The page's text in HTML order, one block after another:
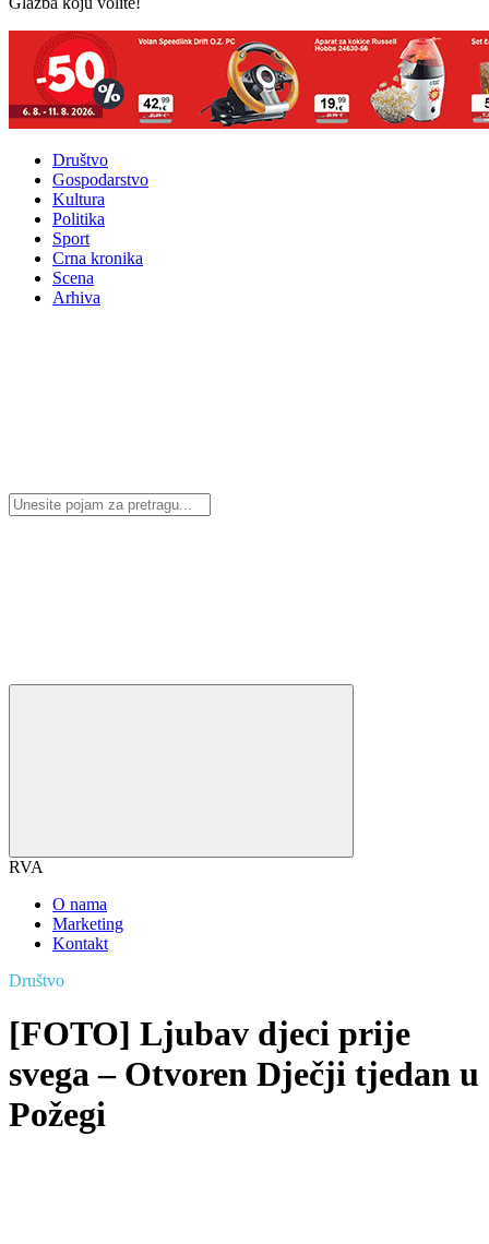
Društvo
Gospodarstvo
Kultura
Politika
Sport
Crna kronika
Scena
Arhiva
RVA
O nama
Marketing
Kontakt
Društvo
[FOTO] Ljubav djeci prije
svega – Otvoren Dječji tjedan u
Požegi